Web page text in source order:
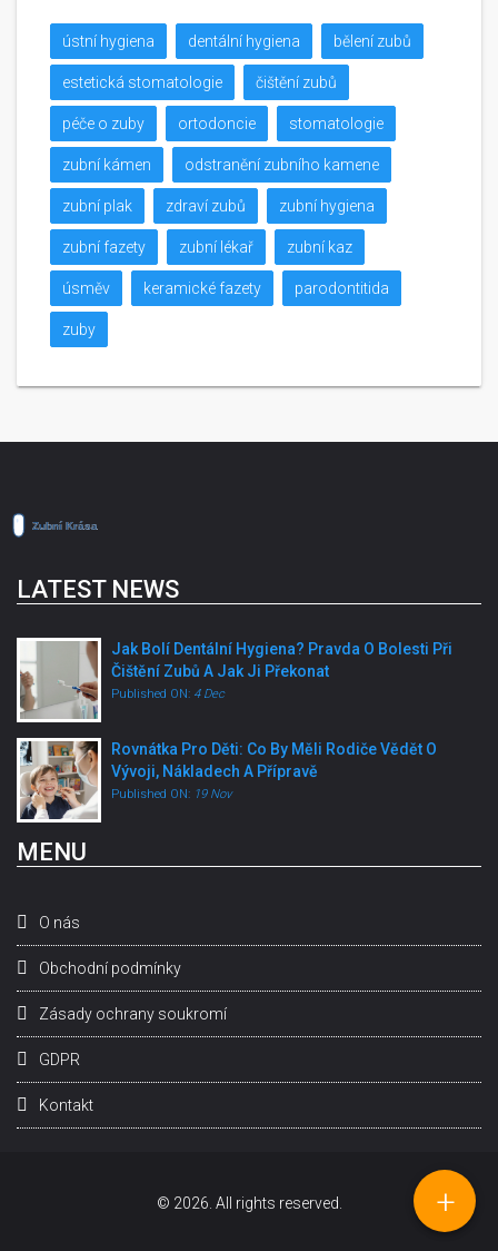
ústní hygiena dentální hygiena bělení zubů
estetická stomatologie čištění zubů
péče o zuby ortodoncie stomatologie
zubní kámen odstranění zubního kamene
zubní plak zdraví zubů zubní hygiena
zubní fazety zubní lékař zubní kaz
úsměv keramické fazety parodontitida
zuby
LATEST NEWS
Jak Bolí Dentální Hygiena? Pravda O Bolesti Při
Čištění Zubů A Jak Ji Překonat
Published ON: 4 Dec
Rovnátka Pro Děti: Co By Měli Rodiče Vědět O
Vývoji, Nákladech A Přípravě
Published ON: 19 Nov
MENU
O nás
Obchodní podmínky
Zásady ochrany soukromí
GDPR
Kontakt
© 2026. All rights reserved. +